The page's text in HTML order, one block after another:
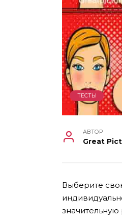
ТЕСТЫ
АВТОР
Great
Выберите